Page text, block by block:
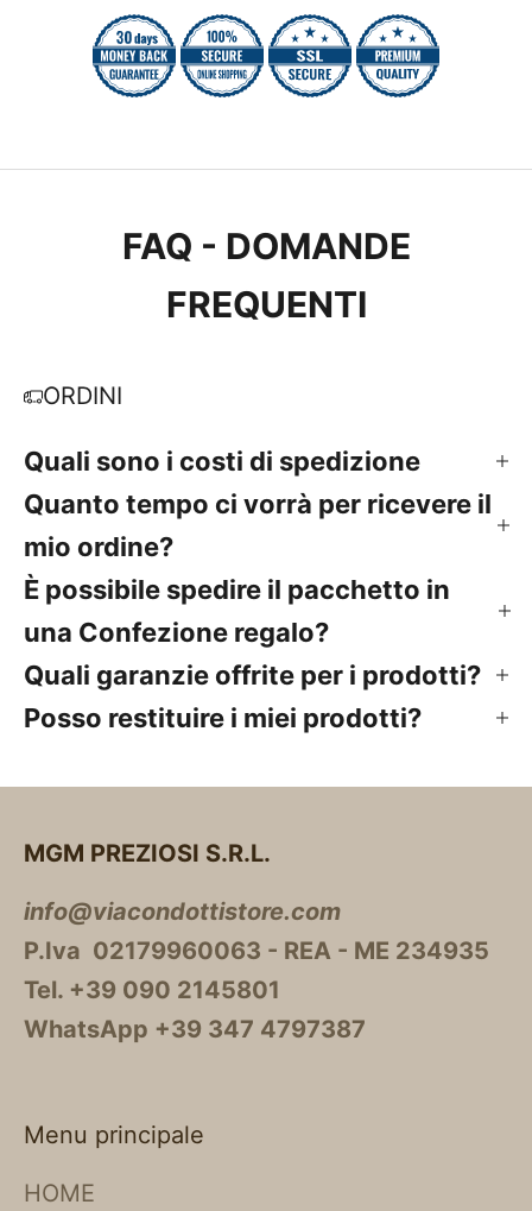
FAQ - DOMANDE
FREQUENTI
ORDINI
Quali sono i costi di spedizione
Quanto tempo ci vorrà per ricevere il
mio ordine?
È possibile spedire il pacchetto in
una Confezione regalo?
Quali garanzie offrite per i prodotti?
Posso restituire i miei prodotti?
MGM PREZIOSI S.R.L.
info@viacondottistore.com
P.Iva 02179960063 - REA - ME 234935
Tel. +39 090 2145801
WhatsApp +39 347 4797387
Menu principale
HOME